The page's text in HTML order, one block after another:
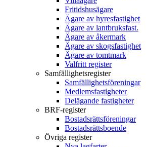
Fritidshusägare
Ägare av hyresfastighet
Ägare av lantbruksfast.
Ägare av åkermark
Ägare av skogsfastighet
Ägare av tomtmark
Valfritt register
Samfällighetsregister
Samfällighetsföreningar
Medlemsfastigheter
Delägande fastigheter
BRF-register
Bostadsrättsföreningar
Bostadsrättsboende
Övriga register